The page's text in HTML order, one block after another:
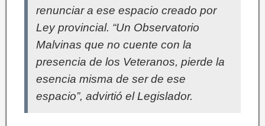
renunciar a ese espacio creado por
Ley provincial. “Un Observatorio
Malvinas que no cuente con la
presencia de los Veteranos, pierde la
esencia misma de ser de ese
espacio”, advirtió el Legislador.